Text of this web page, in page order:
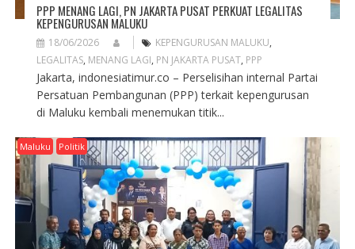
PPP MENANG LAGI, PN JAKARTA PUSAT PERKUAT LEGALITAS
KEPENGURUSAN MALUKU
18/06/2026 KEPENGURUSAN MALUKU,
LEGALITAS, MENANG LAGI, PN JAKARTA PUSAT, PPP
Jakarta, indonesiatimur.co – Perselisihan internal Partai
Persatuan Pembangunan (PPP) terkait kepengurusan
di Maluku kembali menemukan titik...
Maluku Politik